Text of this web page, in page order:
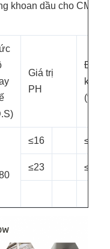
khoan dầu cho CMC
Giá trị
PH
Độ
khiết
(%)
≤16 ≤100
≤23 ≤100